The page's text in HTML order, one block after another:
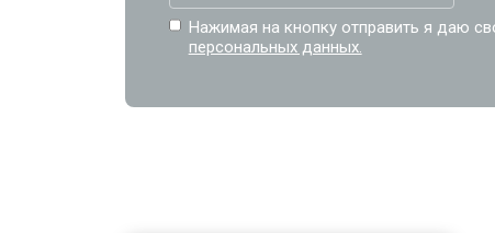
Нажимая на кнопку отправить я даю
персональных данных.